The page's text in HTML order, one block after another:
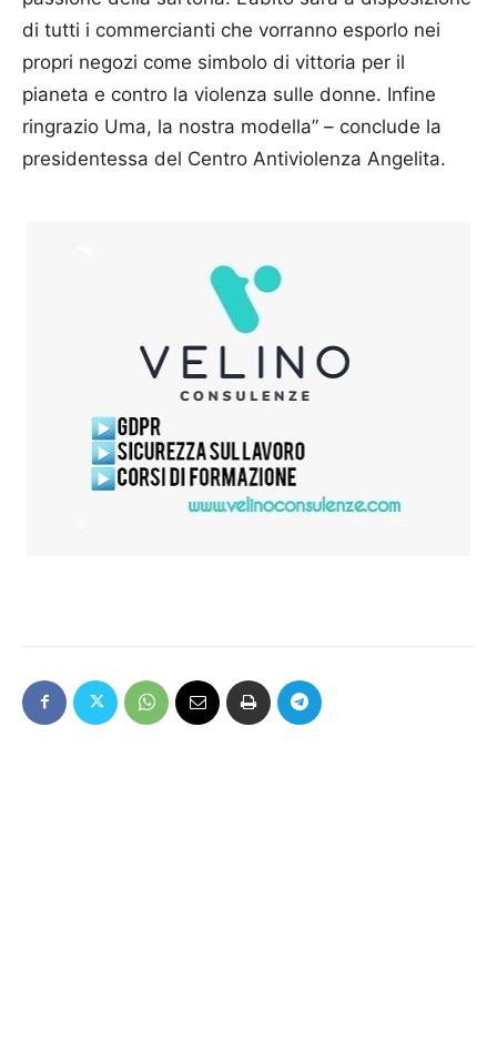
di tutti i commercianti che vorranno esporlo nei
propri negozi come simbolo di vittoria per il
pianeta e contro la violenza sulle donne. Infine
ringrazio Uma, la nostra modella” – conclude la
presidentessa del Centro Antiviolenza Angelita.